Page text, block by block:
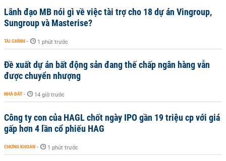
Lãnh đạo MB nói gì về việc tài trợ cho 18 dự án Vingroup,
Sungroup và Masterise?
TÀI CHÍNH - 1 phút trước
Đề xuất dự án bất động sản đang thế chấp ngân hàng vẫn
được chuyển nhượng
NHÀ ĐẤT - 14 giờ trước
Công ty con của HAGL chốt ngày IPO gần 19 triệu cp với giá
gấp hơn 4 lần cổ phiếu HAG
CHỨNG KHOÁN - 1 phút trước